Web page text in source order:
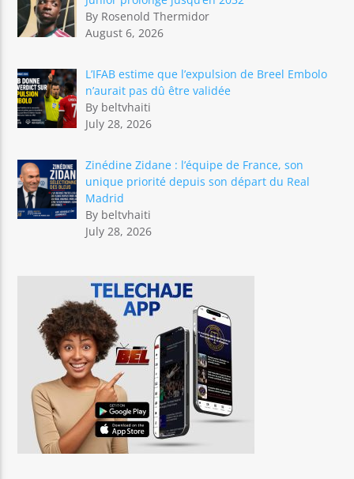
By Rosenold Thermidor
August 6, 2026
L’IFAB estime que l’expulsion de Breel Embolo
n’aurait pas dû être validée
By beltvhaiti
July 28, 2026
Zinédine Zidane : l’équipe de France, son
unique priorité depuis son départ du Real
Madrid
By beltvhaiti
July 28, 2026